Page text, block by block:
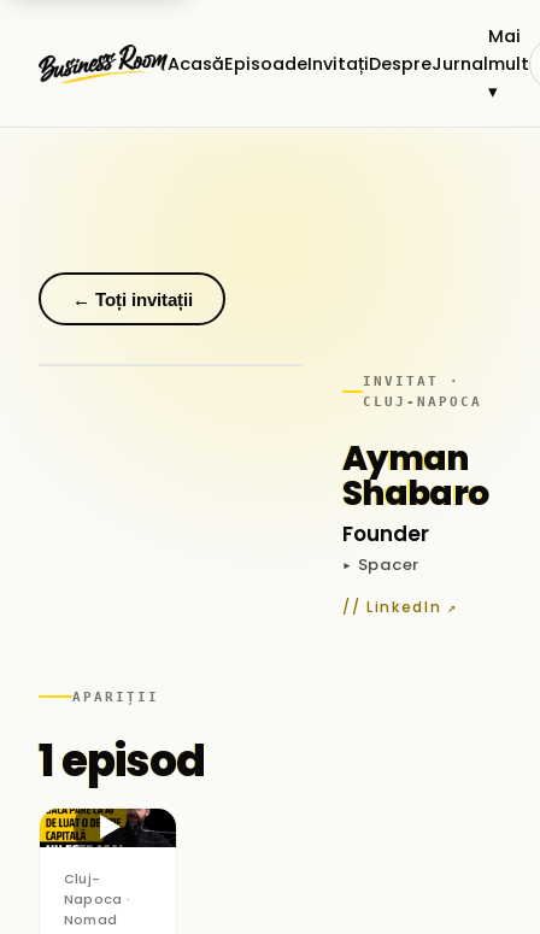
AcasăEpisoadeInvitațiDespreJurnal
Mai
mult
▾
← Toți invitații
INVITAT ·
CLUJ-NAPOCA
Ayman
Shabaro
Founder
▸ Spacer
// LinkedIn ↗
APARIȚII
1 episod
▶
Cluj-
Napoca ·
Nomad